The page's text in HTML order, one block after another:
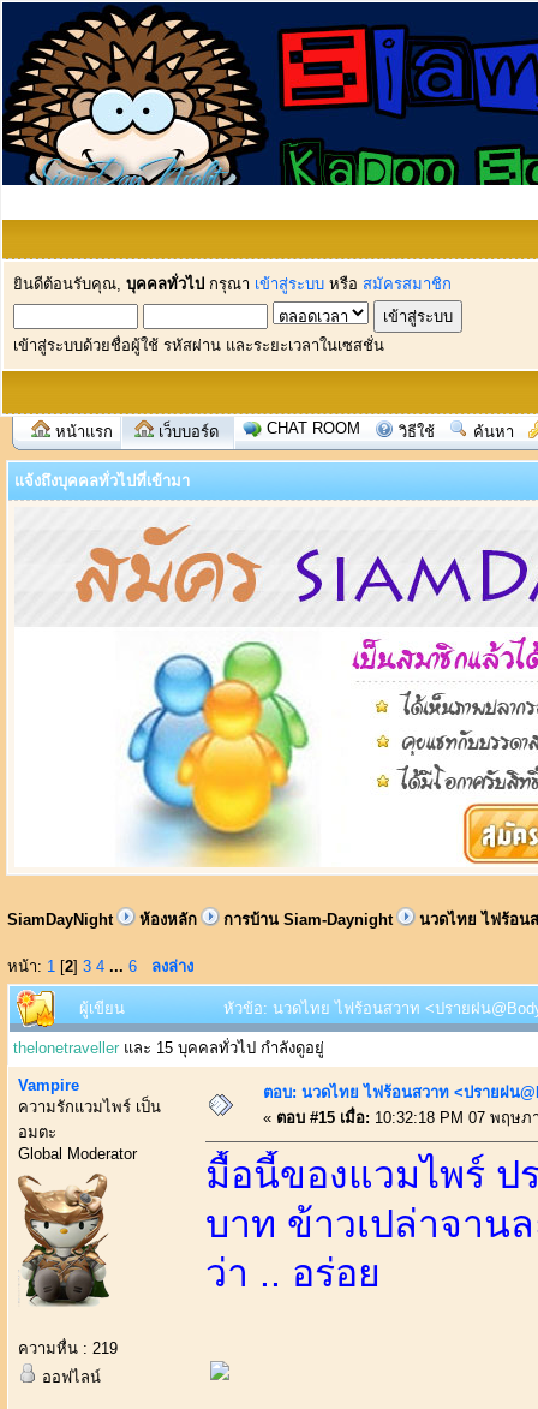
ยินดีต้อนรับคุณ, บุคคลทั่วไป กรุณา เข้าสู่ระบบ หรือ สมัครสมาชิก
เข้าสู่ระบบด้วยชื่อผู้ใช้ รหัสผ่าน และระยะเวลาในเซสชั่น
หน้าแรก เว็บบอร์ด CHAT ROOM วิธีใช้ ค้นหา
แจ้งถึงบุคคลทั่วไปที่เข้ามา
SiamDayNight ห้องหลัก การบ้าน Siam-Daynight นวดไทย ไฟร้อน
หน้า: 1 [2] 3 4 ... 6 ลงล่าง
ผู้เขียน หัวข้อ: นวดไทย ไฟร้อนสวาท <ปรายฝน
thelonetraveller และ 15 บุคคลทั่วไป กำลังดูอยู่
Vampire
ความรักแวมไพร์ เป็น
อมตะ
Global Moderator
ความหื่น : 219
ออฟไลน์
ตอบ: นวดไทย ไฟร้อนสวาท <ปรายฝน
« ตอบ #15 เมื่อ: 10:32:18 PM 07 พฤษภ
มื้อนี้ของแวมไพร์ ป
บาท ข้าวเปล่าจาน
ว่า .. อร่อย